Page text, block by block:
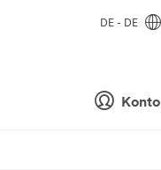
Konto
DE - DE